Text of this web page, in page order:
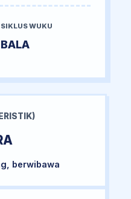
SIKLUS WUKU
BALA
berwibawa